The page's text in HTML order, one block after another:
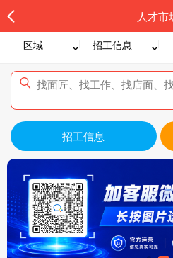
人才市
区域 招工信息
招工信息